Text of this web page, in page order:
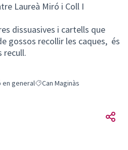
Laureà Miró i Coll I
dissuasives i cartells que
gossos recollir les caques, és
recull.
ambiental
filtrar per: Població en general
en generalResultats en filtrar per: Can
Can Maginàs